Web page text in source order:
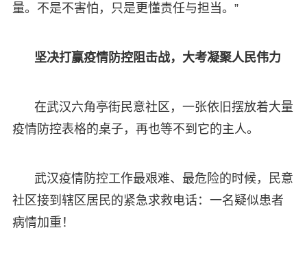
量。不是不害怕，只是更懂责任与担当。”
坚决打赢疫情防控阻击战，大考凝聚人民伟力
在武汉六角亭街民意社区，一张依旧摆放着大量
疫情防控表格的桌子，再也等不到它的主人。
武汉疫情防控工作最艰难、最危险的时候，民意
社区接到辖区居民的紧急求救电话：一名疑似患者
病情加重！